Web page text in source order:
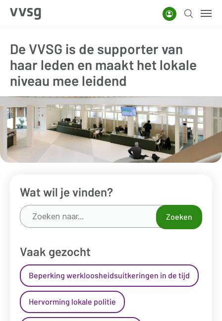
Overslaan
inhoud
gaan
AccountZoeken
De VVSG is de supporter van
haar leden en maakt het lokale
niveau mee leidend
Wat wil je vinden?
Zoeken
naar...
Zoeken
Vaak gezocht
Beperking werkloosheidsuitkeringen in de tijd
Hervorming lokale politie